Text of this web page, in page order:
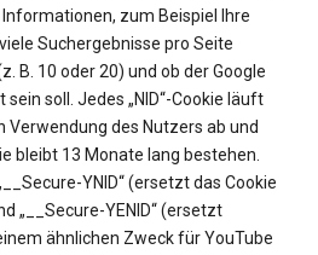
zum Beispiel Ihre
Suchergebnisse pro Seite
B. 10 oder 20) und ob der Google
soll. Jedes „NID“-Cookie läuft
des Nutzers ab und
bleibt 13 Monate lang bestehen.
YNID“ (ersetzt das Cookie
„__Secure-YENID“ (ersetzt
ähnlichen Zweck für YouTube